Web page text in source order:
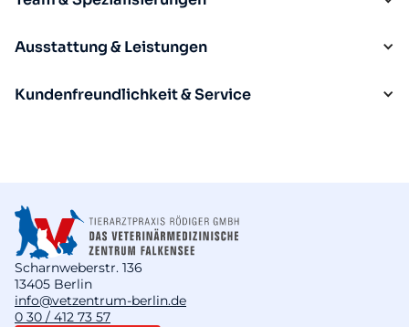
Ausstattung & Leistungen
Kundenfreundlichkeit & Service
Scharnweberstr. 136
13405 Berlin
info@vetzentrum-berlin.de
0 30 / 412 73 57